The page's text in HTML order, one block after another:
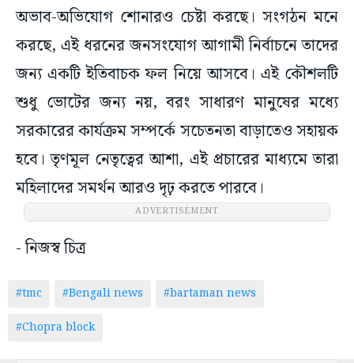
অভাব-অভিযোগ শোনারও চেষ্টা করছে। সংগঠন মনে
করছে, এই ধরনের জনসংযোগ আগামী নির্বাচনে তাদের
জন্য একটি ইতিবাচক ফল নিয়ে আসবে। এই কৌশলটি
শুধু ভোটের জন্য নয়, বরং সাধারণ মানুষের মধ্যে
সরকারের কার্যক্রম সম্পর্কে সচেতনতা বাড়াতেও সহায়ক
হবে। তৃণমূল নেতৃত্বের আশা, এই প্রচারের মাধ্যমে তারা
মহিলাদের সমর্থন আরও দৃঢ় করতে পারবে।
ADVERTISEMENT
- নিজস্ব চিত্র
#tmc #Bengali news
#bartaman news
#Chopra block